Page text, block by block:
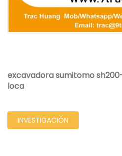
excavadora sumitomo
loca
INVESTIGACIÓN